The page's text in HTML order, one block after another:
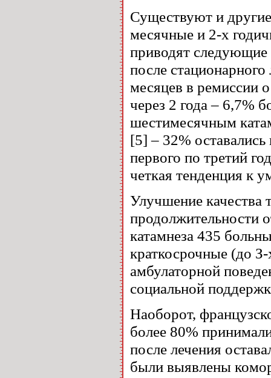
Существуют и
месячные и 2-х
приводят следующие
после
месяцев в ремиссии
через 2 года – 6,7%
шестимесячным
[5] – 32%
первого по третий
четкая тенденция к
Улучшение качества
продолжительности
катамнеза 435
краткосрочные (до
амбулаторной
социальной
Наоборот,
более 80%
после лечения
были выявлены